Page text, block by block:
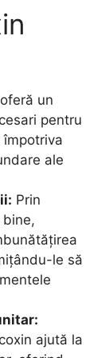
un
pentru
ale
Prin
le să
ajută la